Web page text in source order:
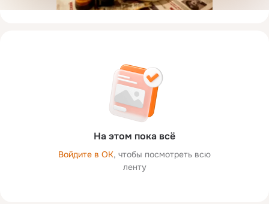
На этом пока всё
Войдите в ОК, чтобы посмотреть всю
ленту